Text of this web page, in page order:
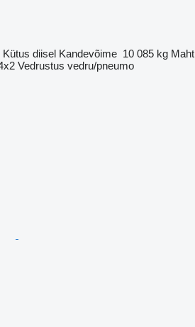
Kütus diisel Kandevõime 10 085 kg Maht
Vedrustus vedru/pneumo